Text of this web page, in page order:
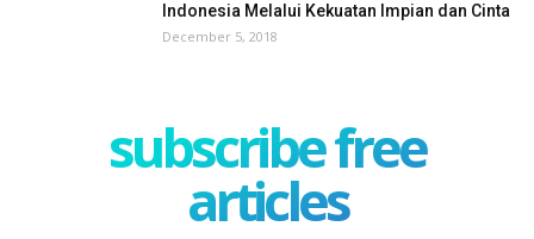
Indonesia Melalui Kekuatan Impian dan Cinta
December 5, 2018
subscribe free
articles